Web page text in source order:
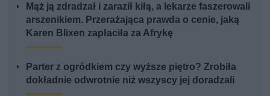
Mąż ją zdradzał i zaraził kiłą, a lekarze faszerowali
arszenikiem. Przerażająca prawda o cenie, jaką
Karen Blixen zapłaciła za Afrykę
Parter z ogródkiem czy wyższe piętro? Zrobiła
dokładnie odwrotnie niż wszyscy jej doradzali